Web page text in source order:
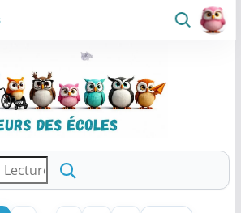
5.0 ⭐
📄 Ressources ⚡ Rapide
Installer